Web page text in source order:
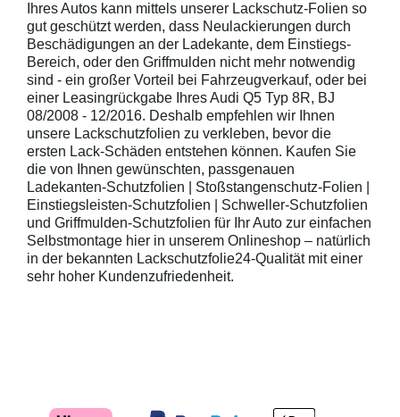
Ihres Autos kann mittels unserer Lackschutz-Folien so
gut geschützt werden, dass Neulackierungen durch
Beschädigungen an der Ladekante, dem Einstiegs-
Bereich, oder den Griffmulden nicht mehr notwendig
sind - ein großer Vorteil bei Fahrzeugverkauf, oder bei
einer Leasingrückgabe Ihres Audi Q5 Typ 8R, BJ
08/2008 - 12/2016. Deshalb empfehlen wir Ihnen
unsere Lackschutzfolien zu verkleben, bevor die
ersten Lack-Schäden entstehen können. Kaufen Sie
die von Ihnen gewünschten, passgenauen
Ladekanten-Schutzfolien | Stoßstangenschutz-Folien |
Einstiegsleisten-Schutzfolien | Schweller-Schutzfolien
und Griffmulden-Schutzfolien für Ihr Auto zur einfachen
Selbstmontage hier in unserem Onlineshop – natürlich
in der bekannten Lackschutzfolie24-Qualität mit einer
sehr hoher Kundenzufriedenheit.